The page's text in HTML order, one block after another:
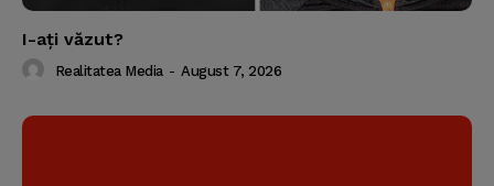
I-aţi văzut?
Realitatea Media - August 7, 2026